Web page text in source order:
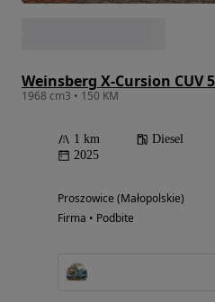
1968 cm3 • 150 KM
1 km Diesel
2025
Proszowice (Małopolskie)
Firma • Podbite